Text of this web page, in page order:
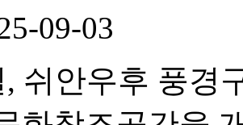
09-03
, 쉬안우후 풍경